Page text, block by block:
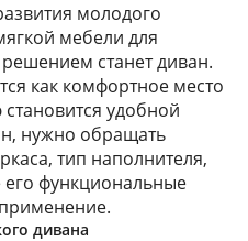
молодого
мебели для
станетдиван.
как комфортное место
удобной
нужно обращать
тип наполнителя,
его функциональные
дивана